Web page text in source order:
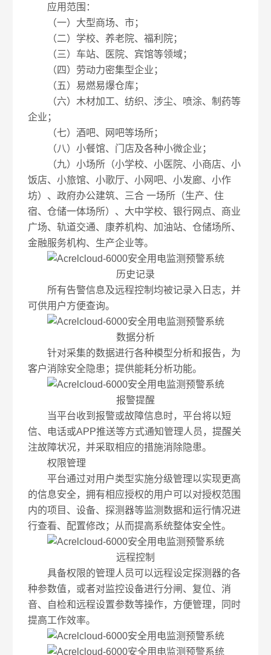
应用范围：
（一）大型商场、市；
（二）学校、养老院、福利院；
（三）车站、医院、宾馆等领域；
（四）劳动力密集型企业；
（五）易燃易爆仓库；
（六）木材加工、纺织、涉尘、喷涂、制药等
企业；
（七）酒吧、网吧等场所；
（八）小餐馆、门店及各种小微企业；
（九）小场所（小学校、小医院、小商店、小
饭店、小旅馆、小歌厅、小网吧、小发廊、小作
坊）、政府办公建筑、三合 一场所（生产、住
宿、仓储一体场所）、大中学校、银行网点、商业
广场、轨道交通、康养机构、加油站、仓储场所、
金融服务机构、生产企业等。
历史记录
所有告警信息及远程控制均被记录入日志，并
可供用户方便查询。
数据分析
针对采集的数据进行各种模型分析和报告，为
客户消除安全隐患；提供能耗分析功能。
报警提醒
当平台收到报警或故障信息时，平台将以短
信、电话或APP推送等方式通知管理人员，提醒关
注故障状况，并采取相应的措施消除隐患。
权限管理
平台通过对用户类型实施分级管理以实现更高
的信息安全，拥有相应授权的用户可以对授权范围
内的项目、设备、探测器等监测数据和运行情况进
行查看、配置修改；从而提高系统整体安全性。
远程控制
具备权限的管理人员可以远程设定探测器的各
种参数值，或者对监控设备进行分闸、复位、消
音、自检和远程设置参数等操作，方便管理，同时
提高工作效率。